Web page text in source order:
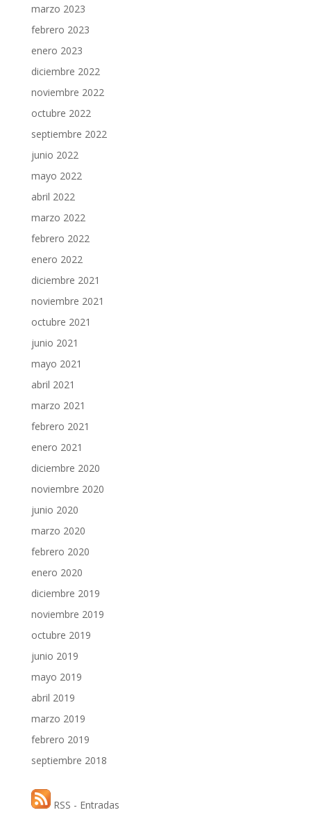
marzo 2023
febrero 2023
enero 2023
diciembre 2022
noviembre 2022
octubre 2022
septiembre 2022
junio 2022
mayo 2022
abril 2022
marzo 2022
febrero 2022
enero 2022
diciembre 2021
noviembre 2021
octubre 2021
junio 2021
mayo 2021
abril 2021
marzo 2021
febrero 2021
enero 2021
diciembre 2020
noviembre 2020
junio 2020
marzo 2020
febrero 2020
enero 2020
diciembre 2019
noviembre 2019
octubre 2019
junio 2019
mayo 2019
abril 2019
marzo 2019
febrero 2019
septiembre 2018
RSS - Entradas